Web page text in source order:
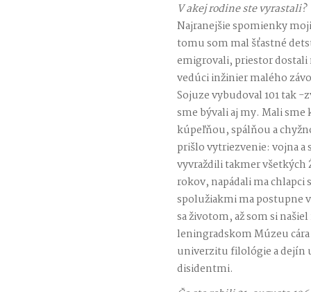
V akej rodine ste vyrastali?
Najranejšie spomienky
tomu som mal šťastné
emigrovali, priestor
vedúci inžinier malého
Sojuze vybudoval 101 tak
sme bývali aj my. Mali
kúpeľňou, spálňou a
prišlo vytriezvenie: vojna a
vyvraždili takmer
rokov, napádali ma
spolužiakmi ma postupne
sa životom, až som si
leningradskom Múzeu
univerzitu filológie a dejín
disidentmi.